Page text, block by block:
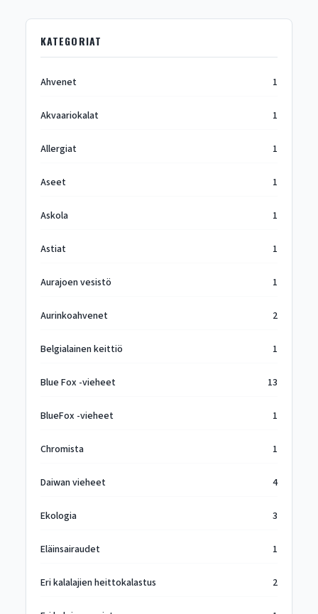
KATEGORIAT
Ahvenet 1
Akvaariokalat 1
Allergiat 1
Aseet 1
Askola 1
Astiat 1
Aurajoen vesistö 1
Aurinkoahvenet 2
Belgialainen keittiö 1
Blue Fox -vieheet 13
BlueFox -vieheet 1
Chromista 1
Daiwan vieheet 4
Ekologia 3
Eläinsairaudet 1
Eri kalalajien heittokalastus 2